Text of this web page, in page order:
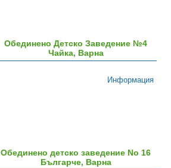
Обединено Детско Заведение №4
Чайка, Варна
Информация
Обединено детско заведение Nо 16
Българче, Варна